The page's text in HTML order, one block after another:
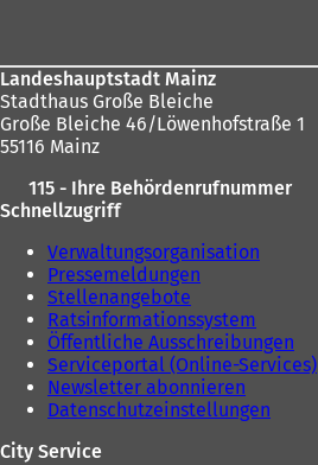
u
e
n
T
a
b
)
Landeshauptstadt Mainz
Stadthaus Große Bleiche
Große Bleiche 46/Löwenhofstraße 1
55116 Mainz
115 - Ihre Behördenrufnummer
Schnellzugriff
Verwaltungsorganisation
Pressemeldungen
Stellenangebote
Ratsinformationssystem
Öffentliche Ausschreibungen
Serviceportal (Online-Services)
Newsletter abonnieren
Datenschutzeinstellungen
City Service